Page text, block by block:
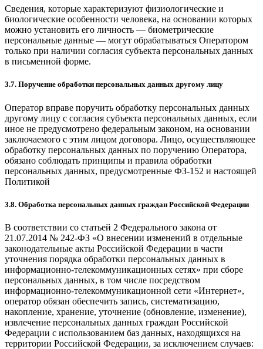
Сведения, которые характеризуют физиологические и
биологические особенности человека, на основании которых
можно установить его личность — биометрические
персональные данные — могут обрабатываться Оператором
только при наличии согласия субъекта персональных данных
в письменной форме.
3.7. Поручение обработки персональных данных другому лицу
Оператор вправе поручить обработку персональных данных
другому лицу с согласия субъекта персональных данных, если
иное не предусмотрено федеральным законом, на основании
заключаемого с этим лицом договора. Лицо, осуществляющее
обработку персональных данных по поручению Оператора,
обязано соблюдать принципы и правила обработки
персональных данных, предусмотренные ФЗ-152 и настоящей
Политикой
3.8. Обработка персональных данных граждан Российской Федерации
В соответствии со статьей 2 Федерального закона от
21.07.2014 № 242-ФЗ «О внесении изменений в отдельные
законодательные акты Российской Федерации в части
уточнения порядка обработки персональных данных в
информационно-телекоммуникационных сетях» при сборе
персональных данных, в том числе посредством
информационно-телекоммуникационной сети «Интернет»,
оператор обязан обеспечить запись, систематизацию,
накопление, хранение, уточнение (обновление, изменение),
извлечение персональных данных граждан Российской
Федерации с использованием баз данных, находящихся на
территории Российской Федерации, за исключением случаев: